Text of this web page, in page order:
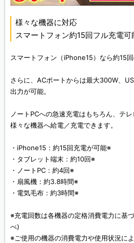
様々な機器に対応
スマートフォン約15回フル充電可
スマートフォン（iPhone15）なら約15
さらに、ACポートからは最大300W、
出力が可能。
ノートPCへの急速充電はもちろん、テ
様々な機器へ給電／充電できます。
・iPhone15：約15回充電が可能※
・タブレット端末：約10回※
・ノートPC：約4回※
・扇風機：約3.8時間※
・電気毛布：約3時間※
※充電回数は各機器の定格消費電力に基
べ)
※ご使用の機器の消費電力や使用状況によ